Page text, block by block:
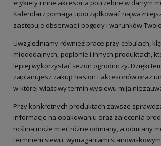
etykiety i inne akcesoria potrzebne w danym
Kalendarz pomaga uporządkować
zastępuje obserwacji pogody i warunków
Uwzględniamy również prace przy cebulach,
miododajnych, poplonie i innych produktach,
lepiej wykorzystać sezon ogrodniczy. Dzięki
zaplanujesz zakup nasion i akcesoriów oraz
w której właściwy termin wysiewu mija
Przy konkretnych produktach zawsze
informacje na opakowaniu oraz zalecenia
roślina może mieć różne odmiany, a odmiany
terminem siewu, wymaganiami